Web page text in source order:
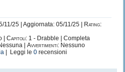
11/25 | Aggiornata: 05/11/25 |
Rating:
| Capitoli: 1 - Drabble | Completa
| Avvertimenti: Nessuno
| Leggi le 0 recensioni